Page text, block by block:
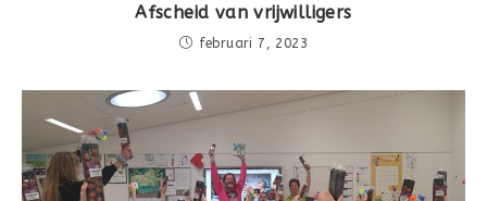
Afscheid van vrijwilligers
februari 7, 2023